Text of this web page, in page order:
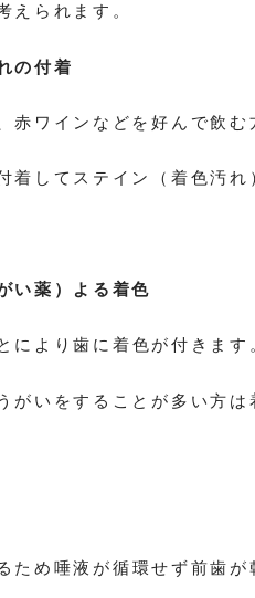
えられます。
の付着
ワインなどを好んで飲む
してステイン（着色汚れ
い薬）よる着色
により歯に着色が付きます
いをすることが多い方は
ため唾液が循環せず前歯